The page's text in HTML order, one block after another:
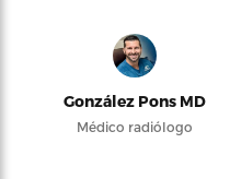
González Pons MD
Médico radiólogo